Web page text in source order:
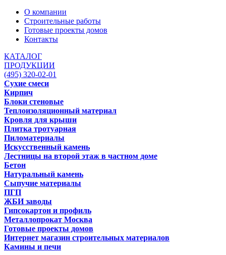
О компании
Строительные работы
Готовые проекты домов
Контакты
КАТАЛОГ
ПРОДУКЦИИ
(495) 320-02-01
Сухие смеси
Кирпич
Блоки стеновые
Теплоизоляционный материал
Кровля для крыши
Плитка тротуарная
Пиломатериалы
Искусственный камень
Лестницы на второй этаж в частном доме
Бетон
Натуральный камень
Сыпучие материалы
ПГП
ЖБИ заводы
Гипсокартон и профиль
Металлопрокат Москва
Готовые проекты домов
Интернет магазин строительных материалов
Камины и печи